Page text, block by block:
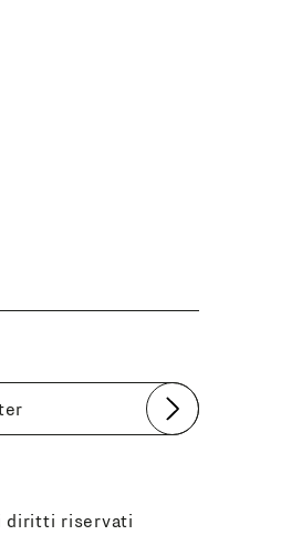
Invia
diritti riservati